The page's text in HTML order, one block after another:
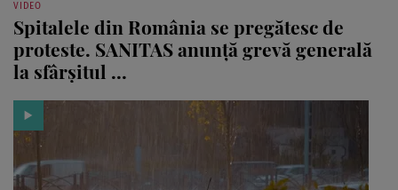
VIDEO
Spitalele din România se pregătesc de
proteste. SANITAS anunță grevă generală
la sfârșitul ...